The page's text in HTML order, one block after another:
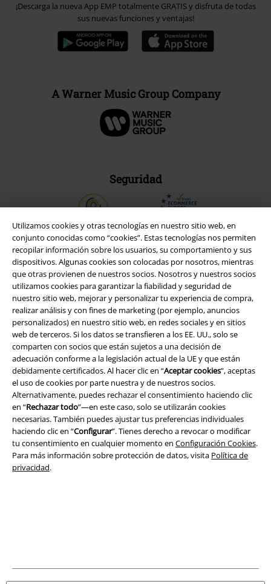
Utilizamos cookies y otras tecnologías en nuestro sitio web, en
conjunto conocidas como “cookies”. Estas tecnologías nos permiten
recopilar información sobre los usuarios, su comportamiento y sus
dispositivos. Algunas cookies son colocadas por nosotros, mientras
que otras provienen de nuestros socios. Nosotros y nuestros socios
utilizamos cookies para garantizar la fiabilidad y seguridad de
nuestro sitio web, mejorar y personalizar tu experiencia de compra,
realizar análisis y con fines de marketing (por ejemplo, anuncios
personalizados) en nuestro sitio web, en redes sociales y en sitios
web de terceros. Si los datos se transfieren a los EE. UU., solo se
comparten con socios que están sujetos a una decisión de
adecuación conforme a la legislación actual de la UE y que están
debidamente certificados. Al hacer clic en “Aceptar cookies”, aceptas
el uso de cookies por parte nuestra y de nuestros socios.
Alternativamente, puedes rechazar el consentimiento haciendo clic
en “Rechazar todo”—en este caso, solo se utilizarán cookies
necesarias. También puedes ajustar tus preferencias individuales
haciendo clic en “Configurar”. Tienes derecho a revocar o modificar
tu consentimiento en cualquier momento en Configuración Cookies.
Para más información sobre protección de datos, visita Política de
privacidad.
¡Descarga la nueva App EMP totalmente GRATIS y disfruta de todas
sus nuevas funciones y ventajas!
A Warner Music Group Company
Seguridad
Legal
Términos y Condiciones
Aviso Legal
Ley protección de datos
Eliminación de residuos y protección del medioambiente
Cancelar pedido